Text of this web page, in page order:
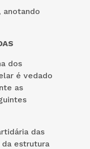
anotando
dos
é vedado
as
das
estrutura